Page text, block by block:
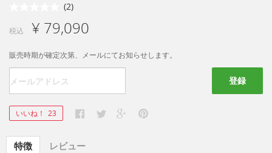
(2)
税込 ¥ 79,090
販売時期が確定次第、メールにてお知らせします。
登録
いいね！ 23
特徴 レビュー